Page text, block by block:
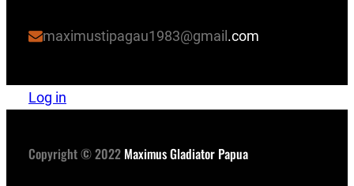
maximustipagau1983@gmail.com
Log in
Copyright © 2022 Maximus Gladiator Papua